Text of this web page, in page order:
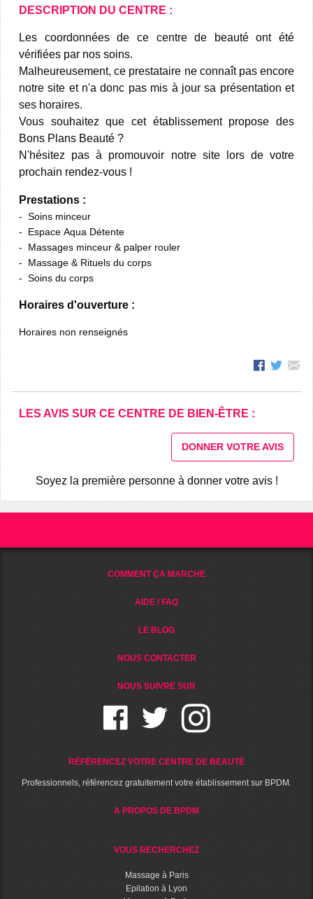
DESCRIPTION DU CENTRE :
Les coordonnées de ce centre de beauté ont été
vérifiées par nos soins.
Malheureusement, ce prestataire ne connaît pas encore
notre site et n'a donc pas mis à jour sa présentation et
ses horaires.
Vous souhaitez que cet établissement propose des
Bons Plans Beauté ?
N'hésitez pas à promouvoir notre site lors de votre
prochain rendez-vous !
Prestations :
Soins minceur
Espace Aqua Détente
Massages minceur & palper rouler
Massage & Rituels du corps
Soins du corps
Horaires d'ouverture :
Horaires non renseignés
LES AVIS SUR CE CENTRE DE BIEN-ÊTRE :
DONNER VOTRE AVIS
Soyez la première personne à donner votre avis !
COMMENT ÇA MARCHE
AIDE / FAQ
LE BLOG
NOUS CONTACTER
NOUS SUIVRE SUR
RÉFÉRENCEZ VOTRE CENTRE DE BEAUTÉ
Professionnels, référencez gratuitement votre établissement sur BPDM.
A PROPOS DE BPDM
VOUS RECHERCHEZ
Massage à Paris
Epilation à Lyon